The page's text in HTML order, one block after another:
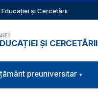
și Cercetării
ȘI CERCETĂRII
preuniversitar